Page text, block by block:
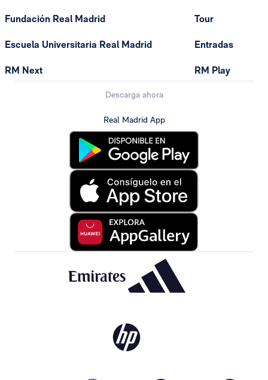
Fundación Real Madrid
Escuela Universitaria Real Madrid
RM Next
Tour
Entradas
RM Play
Descarga ahora
Real Madrid App